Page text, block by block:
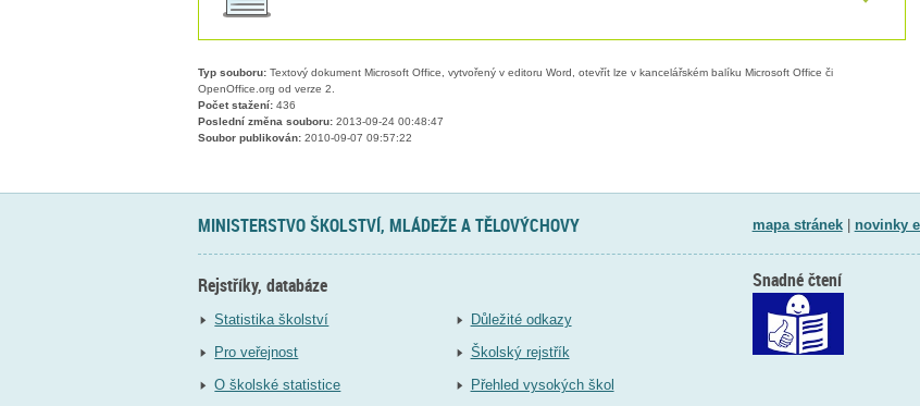
Typ souboru: Textový dokument Microsoft Office, vytvořený v editoru Word, otevřít lze v kancelářském balíku Microsoft Office či
OpenOffice.org od verze 2.
Počet stažení: 436
Poslední změna souboru: 2013-09-24 00:48:47
Soubor publikován: 2010-09-07 09:57:22
MINISTERSTVO ŠKOLSTVÍ, MLÁDEŽE A TĚLOVÝCHOVY mapa stránek| novinky
Rejstříky, databáze
Statistika školství
Pro veřejnost
O školské statistice
Důležité odkazy
Školský rejstřík
Přehled vysokých škol
Snadné čtení